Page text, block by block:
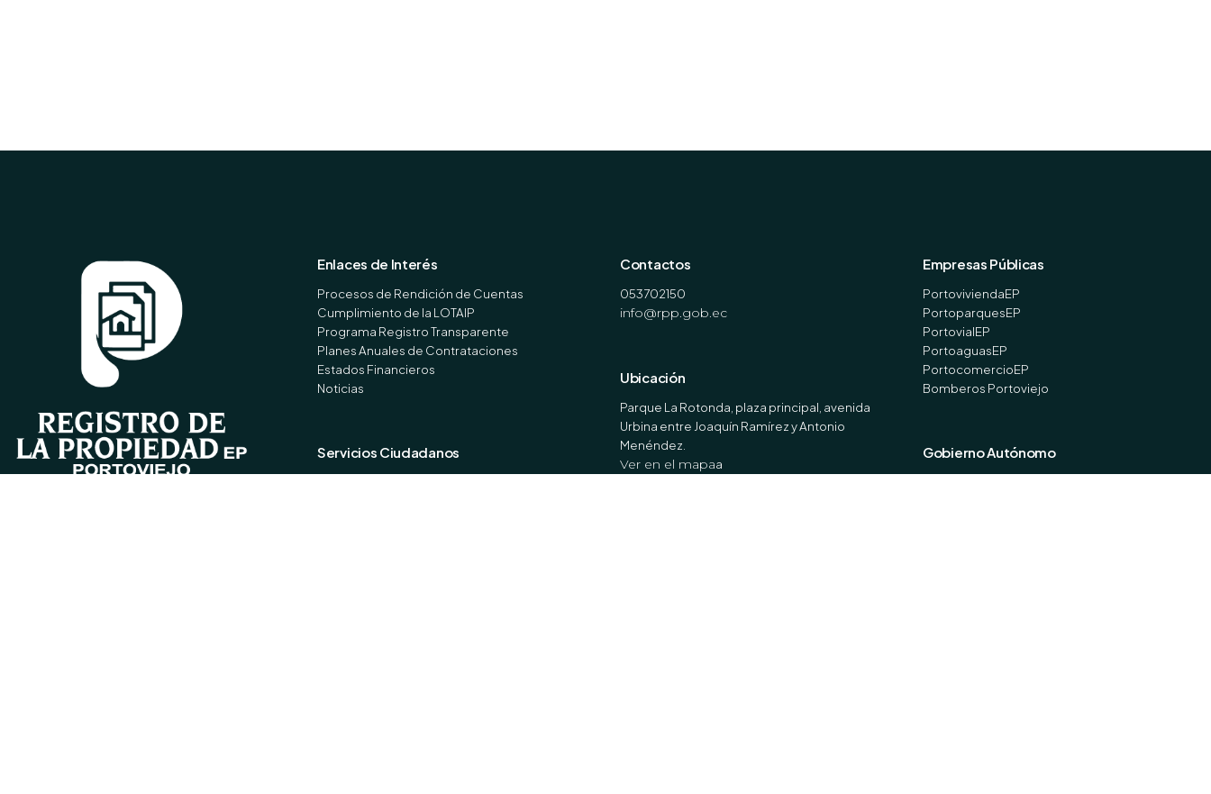
Enlaces de Interés
Procesos de Rendición de Cuentas
Cumplimiento de la LOTAIP
Programa Registro Transparente
Planes Anuales de Contrataciones
Estados Financieros
Noticias
Servicios Ciudadanos
Contactos
053702150
info@rpp.gob.ec
Ubicación
Parque La Rotonda, plaza principal, avenida
Urbina entre Joaquín Ramírez y Antonio
Menéndez.
Ver en el mapaa
Empresas Públicas
PortoviviendaEP
PortoparquesEP
PortovialEP
PortoaguasEP
PortocomercioEP
Bomberos Portoviejo
Gobierno Autónomo